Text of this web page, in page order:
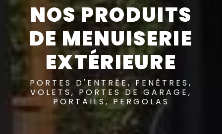
NOS PRODUITS
DE MENUISERIE
EXTÉRIEURE
PORTES D'ENTRÉE, FENÊTRES,
VOLETS, PORTES DE GARAGE,
PORTAILS, PERGOLAS